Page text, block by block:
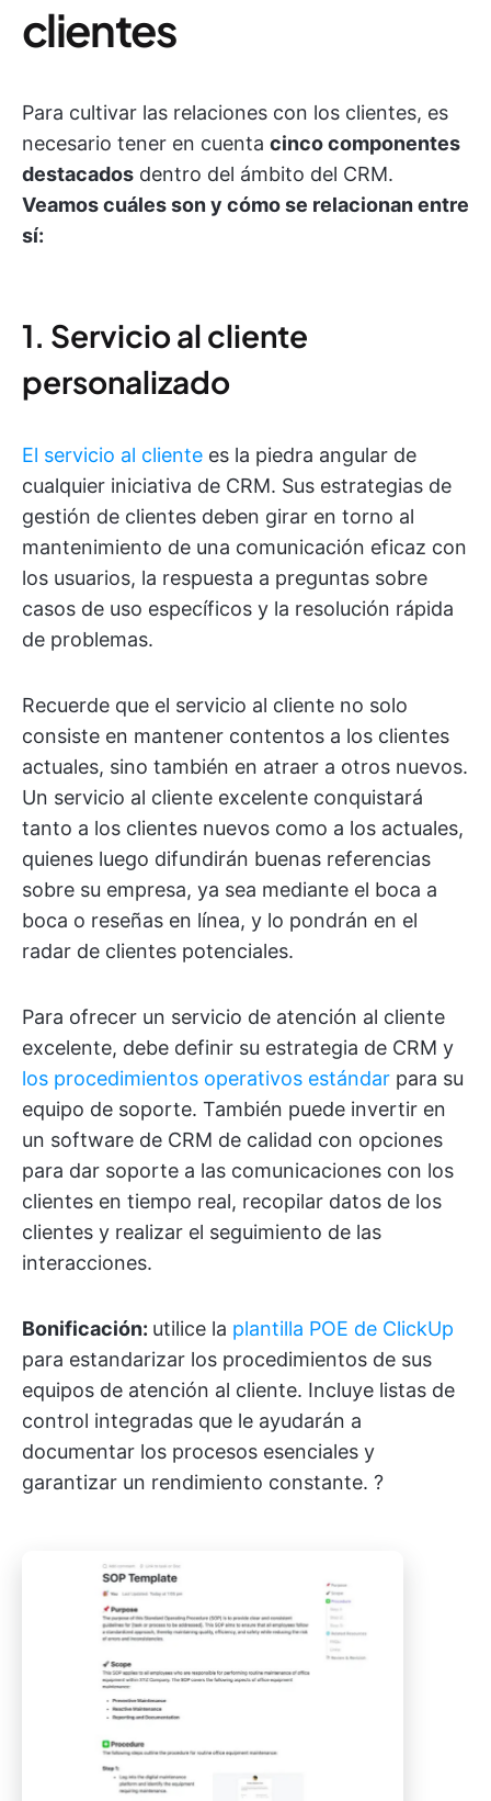
clientes
Para cultivar las relaciones con los clientes, es
necesario tener en cuenta cinco componentes
destacados dentro del ámbito del CRM.
Veamos cuáles son y cómo se relacionan entre
sí:
1. Servicio al cliente
personalizado
El servicio al cliente es la piedra angular de
cualquier iniciativa de CRM. Sus estrategias de
gestión de clientes deben girar en torno al
mantenimiento de una comunicación eficaz con
los usuarios, la respuesta a preguntas sobre
casos de uso específicos y la resolución rápida
de problemas.
Recuerde que el servicio al cliente no solo
consiste en mantener contentos a los clientes
actuales, sino también en atraer a otros nuevos.
Un servicio al cliente excelente conquistará
tanto a los clientes nuevos como a los actuales,
quienes luego difundirán buenas referencias
sobre su empresa, ya sea mediante el boca a
boca o reseñas en línea, y lo pondrán en el
radar de clientes potenciales.
Para ofrecer un servicio de atención al cliente
excelente, debe definir su estrategia de CRM y
los procedimientos operativos estándar para su
equipo de soporte. También puede invertir en
un software de CRM de calidad con opciones
para dar soporte a las comunicaciones con los
clientes en tiempo real, recopilar datos de los
clientes y realizar el seguimiento de las
interacciones.
Bonificación: utilice la plantilla POE de ClickUp
para estandarizar los procedimientos de sus
equipos de atención al cliente. Incluye listas de
control integradas que le ayudarán a
documentar los procesos esenciales y
garantizar un rendimiento constante. ?